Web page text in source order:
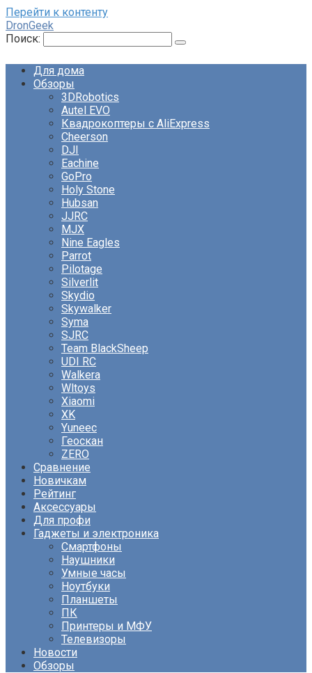
Перейти к контенту
DronGeek
Поиск:
Для дома
Обзоры
3DRobotics
Autel EVO
Квадрокоптеры с AliExpress
Cheerson
DJI
Eachine
GoPro
Holy Stone
Hubsan
JJRC
MJX
Nine Eagles
Parrot
Pilotage
Silverlit
Skydio
Skywalker
Syma
SJRC
Team BlackSheep
UDI RC
Walkera
Wltoys
Xiaomi
XK
Yuneec
Геоскан
ZERO
Сравнение
Новичкам
Рейтинг
Аксессуары
Для профи
Гаджеты и электроника
Смартфоны
Наушники
Умные часы
Ноутбуки
Планшеты
ПК
Принтеры и МФУ
Телевизоры
Новости
Обзоры